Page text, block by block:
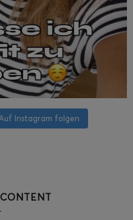
Auf Instagram folgen